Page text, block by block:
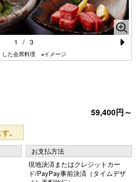
した会席料理 ※イメージ
1 / 3
59,400円～
。
お支払方法
現地決済またはクレジットカー
ド/PayPay事前決済（タイムデザ